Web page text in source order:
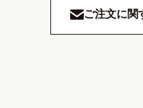
ご注文に関